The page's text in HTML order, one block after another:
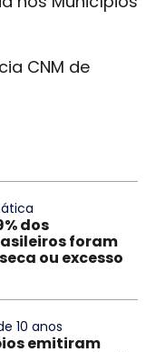
CNM de
dos
foram
ou excesso
10 anos
emitiram